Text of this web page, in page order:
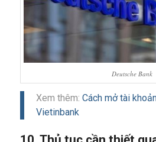
Deutsche Bank
Xem thêm: Cách mở tài
Vietinbank